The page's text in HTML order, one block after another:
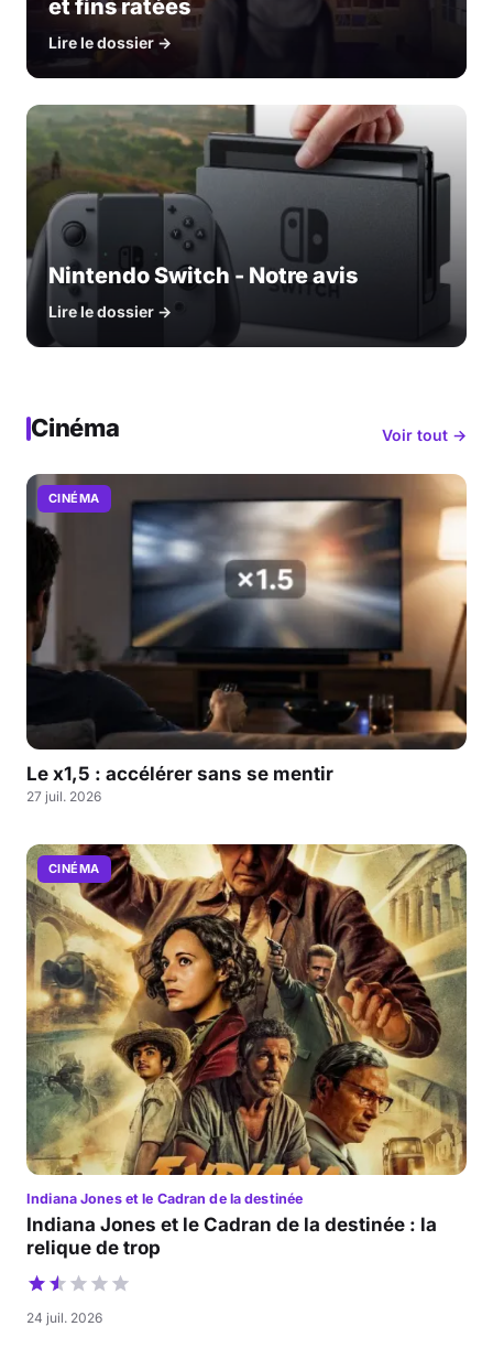
et fins ratées
Lire le dossier →
Nintendo Switch - Notre avis
Lire le dossier →
Cinéma Voir tout →
CINÉMA
Le x1,5 : accélérer sans se mentir
27 juil. 2026
CINÉMA
Indiana Jones et le Cadran de la destinée
Indiana Jones et le Cadran de la destinée : la
relique de trop
24 juil. 2026